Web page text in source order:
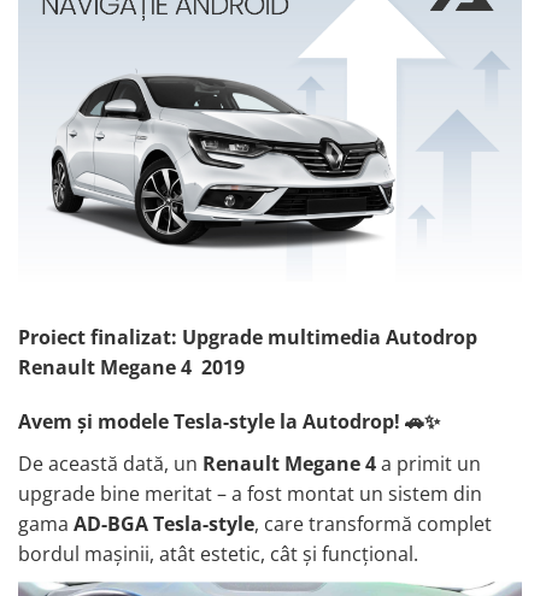
Hyundai
Toyota
Chevrolet
Suzuki
Renault
Nissan
Mitsubishi
Rame adaptoare Audi
Rame adaptoare BMW
Rame adaptoare Seat
Rame adaptoare Renault
Rame adaptoare Volvo
Rame Adaptoare Porsche
Rame adaptoare Peugeot
Rame adaptoare Citroen
Rame adaptoare Daihatsu
Rame adaptoare Mazda
Camere Iveco
Camere Renault
Camere Fiat
Camere Fiat
Conectică Honda
Conectică Chevrolet
Conectică Suzuki
Conectică Renault
Conectică Mitsubishi
Proiect finalizat: Upgrade multimedia Autodrop
Renault Megane 4 2019
Avem și modele Tesla-style la Autodrop! 🚗✨
De această dată, un Renault Megane 4a primit un
upgrade bine meritat – a fost montat un sistem din
gama AD-BGA Tesla-style, care transformă complet
bordul mașinii, atât estetic, cât și funcțional.